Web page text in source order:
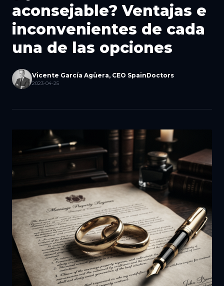
aconsejable? Ventajas e
inconvenientes de cada
una de las opciones
Vicente García Agüera, CEO SpainDoctors
2023-04-25